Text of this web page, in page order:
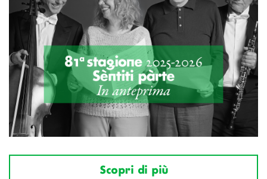
Scopri di più